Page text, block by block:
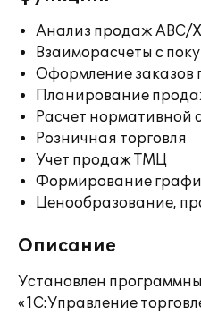
Анализ продаж ABC/
Взаиморасчеты с
Оформление заказов
Планирование
Расчет нормативной
Розничная торговля
Учет продаж ТМЦ
Формирование
Ценообразование,
Описание
Установлен
«1С:Управление